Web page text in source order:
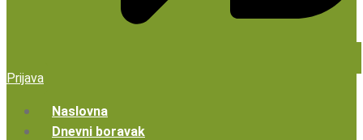
Prijava
Naslovna
Dnevni boravak